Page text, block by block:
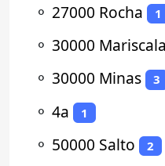
⚬ 27000 Rocha 1
⚬ 30000 Mariscala
⚬ 30000 Minas 3
⚬ 4a 1
⚬ 50000 Salto 2